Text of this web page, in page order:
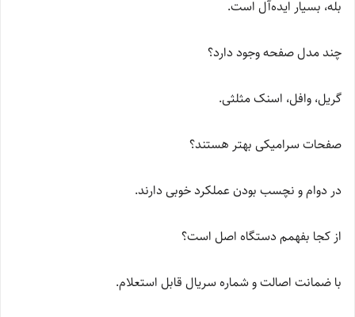
بله، بسیار ایده‌آل است.
چند مدل صفحه وجود دارد؟
گریل، وافل، اسنک مثلثی.
صفحات سرامیکی بهتر هستند؟
در دوام و نچسب بودن عملکرد خوبی دارند.
از کجا بفهمم دستگاه اصل است؟
با ضمانت اصالت و شماره سریال قابل استعلام.